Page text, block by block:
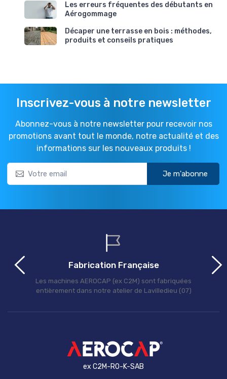
Les erreurs fréquentes des débutants en
Aérogommage
Décaper une terrasse en bois : méthodes,
produits et conseils pratiques
Inscrivez-vous à notre newsletter
Abonnez-vous à notre newsletter pour recevoir nos
promotions avant tout le monde, notre actualité et des
informations sur les nouveaux produits !
Je m'abonne
Fabrication Française
Les machines AEROCAP (ex C2M) sont fabriquées
entièrement dans notre atelier de Lavilledieu (07)
ex C2M-RO-K-SAB